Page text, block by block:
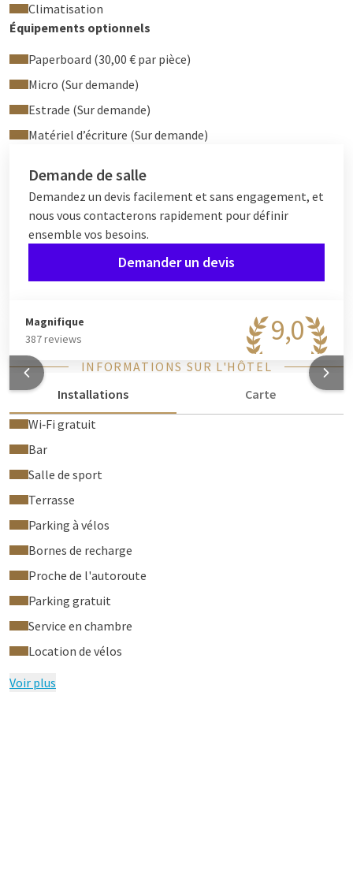
Climatisation
Équipements optionnels
Paperboard (30,00 € par pièce)
Micro (Sur demande)
Estrade (Sur demande)
Matériel d’écriture (Sur demande)
Demande de salle
Demandez un devis facilement et sans engagement, et
nous vous contacterons rapidement pour définir
ensemble vos besoins.
Demander un devis
9,0
Magnifique
387 reviews
INFORMATIONS SUR L'HÔTEL
Installations
Carte
Wi‑Fi gratuit
Bar
Salle de sport
Terrasse
Parking à vélos
Bornes de recharge
Proche de l'autoroute
Parking gratuit
Service en chambre
Location de vélos
Voir plus